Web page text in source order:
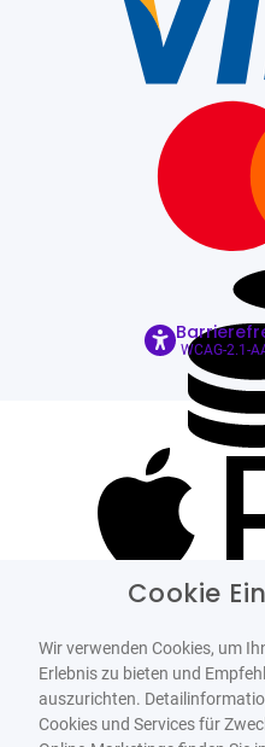
WCAG-2.1-
Cookie
Wir verwenden Cookies, um
Erlebnis zu bieten und
auszurichten.
Cookies und Services für